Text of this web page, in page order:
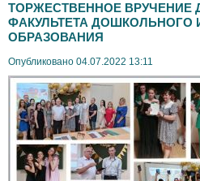
ТОРЖЕСТВЕННОЕ ВРУЧЕНИЕ
ФАКУЛЬТЕТА ДОШКОЛЬНОГО
ОБРАЗОВАНИЯ
Опубликовано 04.07.2022 13:11